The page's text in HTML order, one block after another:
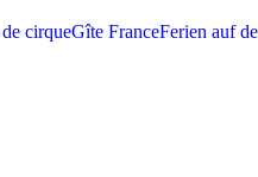
cirqueGîte FranceFerien auf